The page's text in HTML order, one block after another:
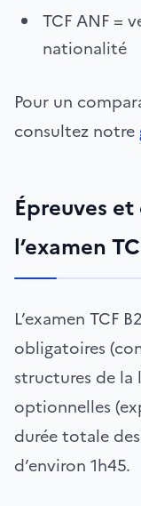
TCF ANF =
nationalité
Pour un
consultez notre
Épreuves
l’examen
L’examen TCF
obligatoires
structures de la
optionnelles
durée totale
d’environ 1h45.